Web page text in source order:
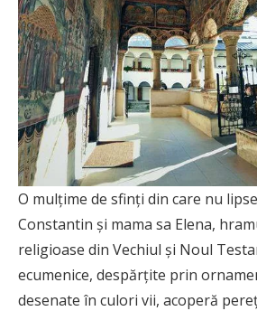
O mulțime de sfinți din care nu
Constantin și mama sa Elena,
religioase din Vechiul și Noul
ecumenice, despărțite prin
desenate în culori vii, acoperă